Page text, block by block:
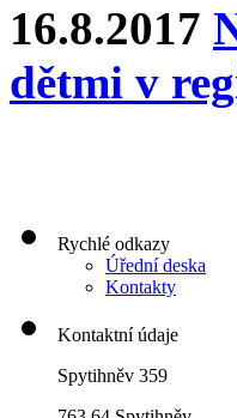
16.8.2017
dětmi v
Rychlé odkazy
Úřední deska
Kontakty
Kontaktní údaje
Spytihněv 359